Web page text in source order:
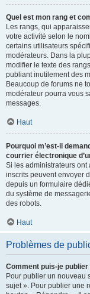
Quel est mon rang et
Les rangs, qui
votre activité selon le
certains utilisateurs
modérateurs. Dans la
modifier le texte des
publiant inutilement des
Beaucoup de forums ne
modérateur pourra vous
messages.
Haut
Pourquoi m’est-il
courrier électronique
Si les administrateurs
inscrits peuvent envoyer
depuis un formulaire
du système de
des robots.
Haut
Problèmes de
Comment puis-je
Pour publier un nouveau
sujet ». Pour publier une